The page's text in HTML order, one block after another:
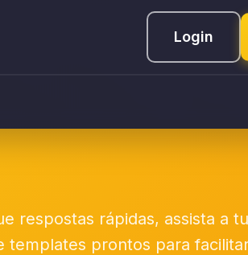
Login
respostas rápidas, assista a
templates prontos para